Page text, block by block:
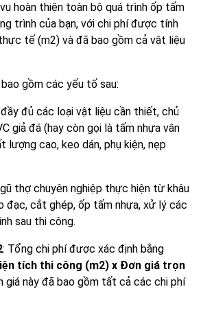
hoàn thiện toàn bộ quá trình ốp tấm
trình của bạn, với chi phí được tính
tế (m2) và đã bao gồm cả vật liệu
gồm các yếu tố sau:
đầy đủ các loại vật liệu cần thiết, chủ
giả đá (hay còn gọi là tấm nhựa vân
cao, keo dán, phụ kiện, nẹp
thợ chuyên nghiệp thực hiện từ khâu
đạc, cắt ghép, ốp tấm nhựa, xử lý các
sau thi công.
: Tổng chi phí được xác định bằng
tích thi công (m2) x Đơn giá trọn
giá này đã bao gồm tất cả các chi phí